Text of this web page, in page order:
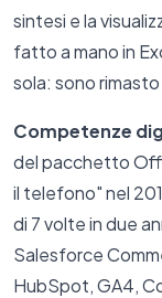
sintesi e la
fatto a mano in
sola: sono rimasto
Competenze
del pacchetto
il telefono" nel
di 7 volte in due
Salesforce
HubSpot, GA4,